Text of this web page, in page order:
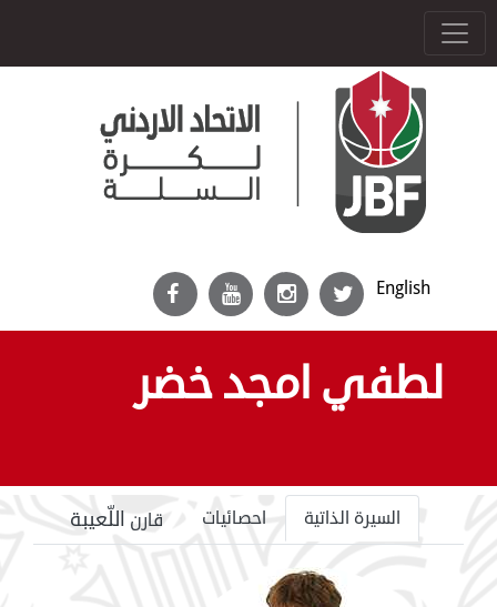
English
لطفي امجد خضر
السيرة الذاتية احصائيات قارن اللّعيبة